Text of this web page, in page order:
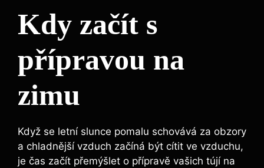
Kdy začít s
přípravou na
zimu
Když se letní slunce pomalu schovává za obzory
a chladnější vzduch začíná být cítit ve vzduchu,
je čas začít přemýšlet o přípravě vašich tújí na